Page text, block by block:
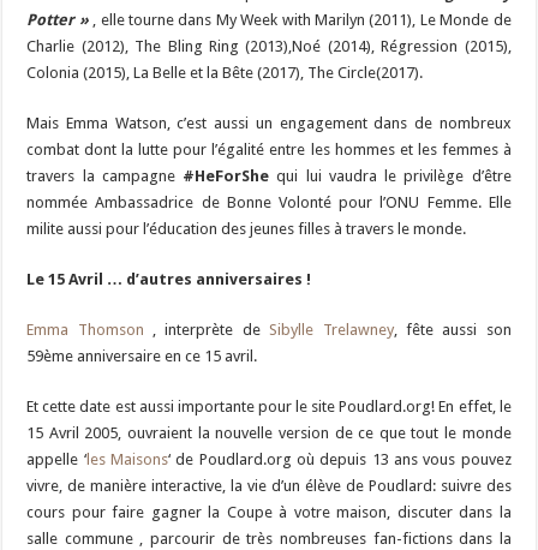
Potter » , elle tourne dans My Week with Marilyn (2011), Le Monde de
Charlie (2012), The Bling Ring (2013),Noé (2014), Régression (2015),
Colonia (2015), La Belle et la Bête (2017), The Circle(2017).
Mais Emma Watson, c’est aussi un engagement dans de nombreux
combat dont la lutte pour l’égalité entre les hommes et les femmes à
travers la campagne #HeForShe qui lui vaudra le privilège d’être
nommée Ambassadrice de Bonne Volonté pour l’ONU Femme. Elle
milite aussi pour l’éducation des jeunes filles à travers le monde.
Le 15 Avril … d’autres anniversaires !
Emma Thomson , interprète de Sibylle Trelawney, fête aussi son
59ème anniversaire en ce 15 avril.
Et cette date est aussi importante pour le site Poudlard.org! En effet, le
15 Avril 2005, ouvraient la nouvelle version de ce que tout le monde
appelle ‘les Maisons‘ de Poudlard.org où depuis 13 ans vous pouvez
vivre, de manière interactive, la vie d’un élève de Poudlard: suivre des
cours pour faire gagner la Coupe à votre maison, discuter dans la
salle commune , parcourir de très nombreuses fan-fictions dans la